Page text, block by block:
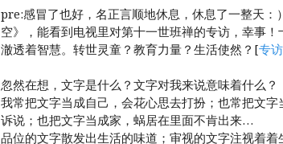
pre:感冒了也好，名正言顺地休息，休息了一整天：
空》，能看到电视里对第十一世班禅的专访，幸事
澈透着智慧。转世灵童？教育力量？生活使然？[专访
忽然在想，文字是什么？文字对我来说意味着什么？
我常把文字当成自己，会花心思去打扮；也常把文
诉说；也把文字当成家，蜗居在里面不肯出来…
品位的文字散发出生活的味道；审视的文字注视着